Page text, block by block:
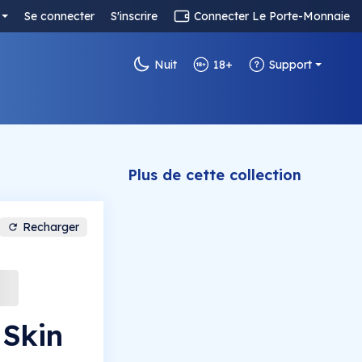
Se connecter S'inscrire Connecter Le Porte-Monnaie
Nuit 18+ Support
Recharger
Plus de cette collection